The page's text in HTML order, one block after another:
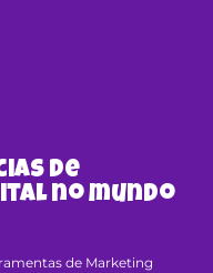
de
no mundo
de Marketing